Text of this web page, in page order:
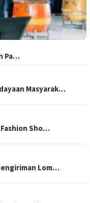
Pa…
Masyarak…
Fashion Sho…
Lom…